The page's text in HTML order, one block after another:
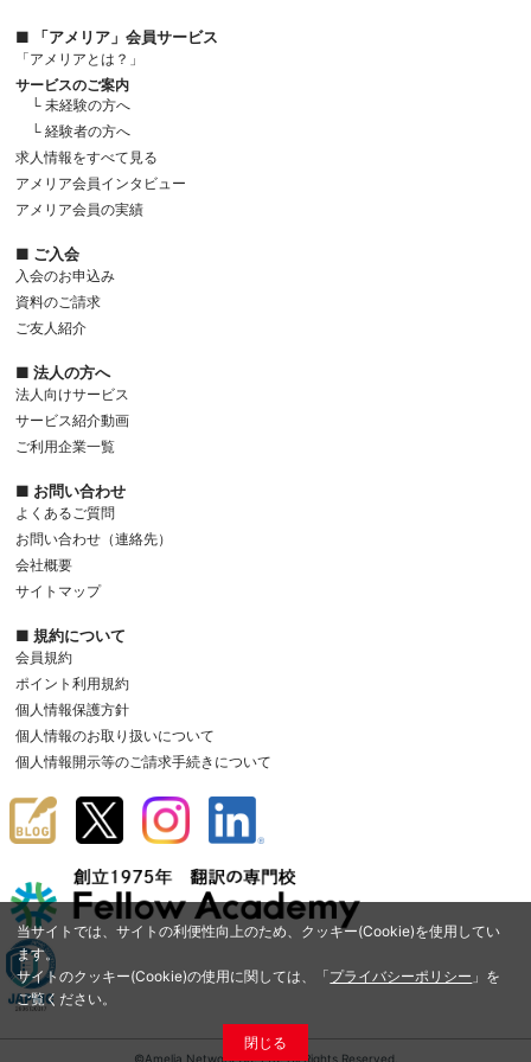
当サイトでは、サイトの利便性向上のため、クッキー(Cookie)を使用してい
ます。
サイトのクッキー(Cookie)の使用に関しては、「プライバシーポリシー 」を
ご覧ください。
閉じる
■ 「アメリア」会員サービス
「アメリアとは？」
サービスのご案内
└ 未経験の方へ
└ 経験者の方へ
求人情報をすべて見る
アメリア会員インタビュー
アメリア会員の実績
■ ご入会
入会のお申込み
資料のご請求
ご友人紹介
■ 法人の方へ
法人向けサービス
サービス紹介動画
ご利用企業一覧
■ お問い合わせ
よくあるご質問
お問い合わせ（連絡先）
会社概要
サイトマップ
■ 規約について
会員規約
ポイント利用規約
個人情報保護方針
個人情報のお取り扱いについて
個人情報開示等のご請求手続きについて
©Amelia Network Co.,Ltd. All Rights Reserved.